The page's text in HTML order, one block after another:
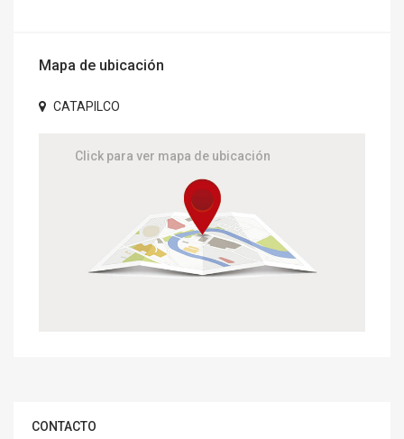
Mapa de ubicación
CATAPILCO
Click para ver mapa de ubicación
CONTACTO